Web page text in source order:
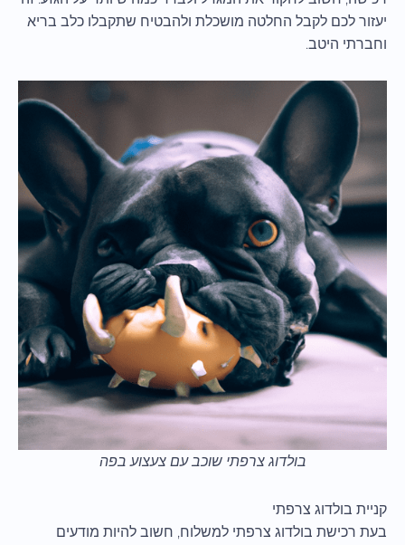
יעזור לכם לקבל החלטה מושכלת ולהבטיח שתקבלו כלב בריא
וחברתי היטב.
בולדוג צרפתי שוכב עם צעצוע בפה
קניית בולדוג צרפתי
בעת רכישת בולדוג צרפתי למשלוח, חשוב להיות מודעים